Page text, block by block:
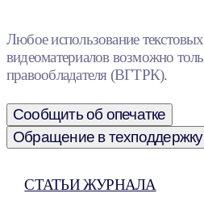
Любое использование
видеоматериалов возможно
правообладателя (ВГТРК).
Сообщить об опечатке
Обращение в техподдержку
СТАТЬИ ЖУРНАЛА